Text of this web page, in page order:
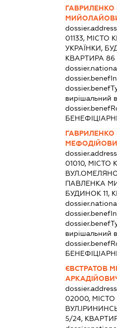
01133, МІСТО
УКРАЇНКИ,
КВАРТИРА 86
вирішальний
01010, МІСТО
ПАВЛЕНКА
БУДИНОК 11,
вирішальний
ЄВСТРАТОВ
02000, МІСТО
5/24,